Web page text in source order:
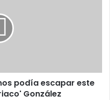
podía escapar este
González